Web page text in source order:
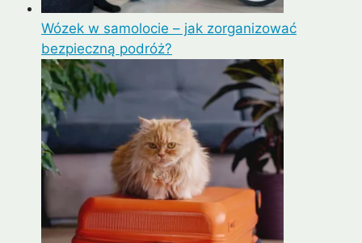
Wózek w samolocie – jak zorganizować
bezpieczną podróż?